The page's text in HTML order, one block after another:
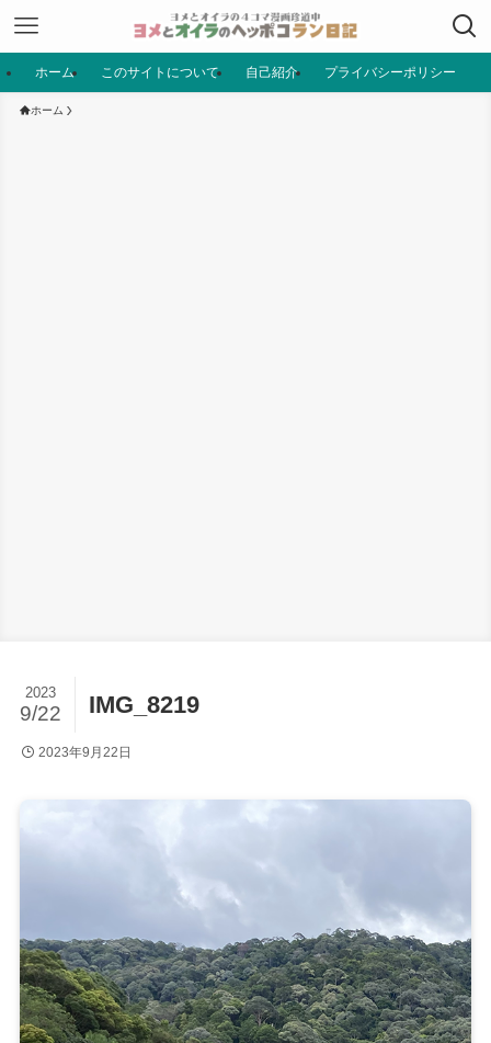
ホーム このサイトについて 自己紹介 プライバシーポリシー
ホーム
IMG_8219
2023
9/22
2023年9月22日